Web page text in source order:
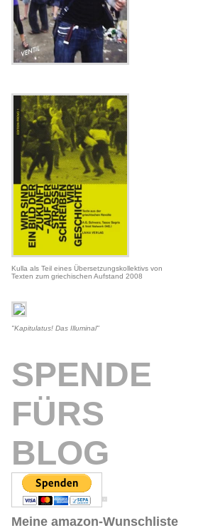
Kulla als Teil eines Übersetzungskollektivs von
Texten zum griechischen Aufstand 2008
"Kapitulatus! Das Illuminal"
SPENDE
FÜRS
BLOG
Meine amazon-Wunschliste